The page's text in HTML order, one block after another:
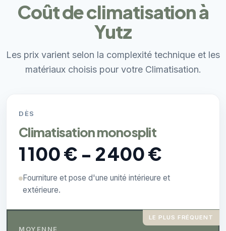
Coût de climatisation à
Yutz
Les prix varient selon la complexité technique et les
matériaux choisis pour votre Climatisation.
DÈS
Climatisation monosplit
1 100 € - 2 400 €
Fourniture et pose d'une unité intérieure et
extérieure.
LE PLUS FRÉQUENT
MOYENNE